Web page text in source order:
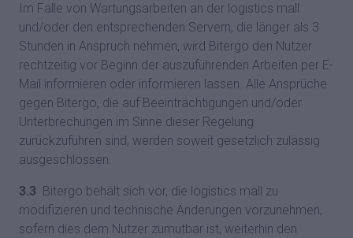
Im Falle von Wartungsarbeiten an der logistics mall
und/oder den entsprechenden Servern, die länger als 3
Stunden in Anspruch nehmen, wird Bitergo den Nutzer
rechtzeitig vor Beginn der auszuführenden Arbeiten per E-
Mail informieren oder informieren lassen. Alle Ansprüche
gegen Bitergo, die auf Beeinträchtigungen und/oder
Unterbrechungen im Sinne dieser Regelung
zurückzuführen sind, werden soweit gesetzlich zulässig
ausgeschlossen.
3.3 Bitergo behält sich vor, die logistics mall zu
modifizieren und technische Änderungen vorzunehmen,
sofern dies dem Nutzer zumutbar ist, weiterhin den